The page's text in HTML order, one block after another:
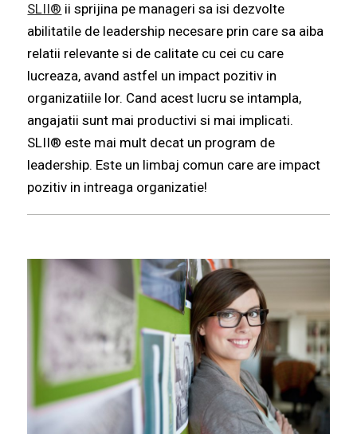
SLII® ii sprijina pe manageri sa isi dezvolte
abilitatile de leadership necesare prin care sa aiba
relatii relevante si de calitate cu cei cu care
lucreaza, avand astfel un impact pozitiv in
organizatiile lor. Cand acest lucru se intampla,
angajatii sunt mai productivi si mai implicati.
SLII® este mai mult decat un program de
leadership. Este un limbaj comun care are impact
pozitiv in intreaga organizatie!